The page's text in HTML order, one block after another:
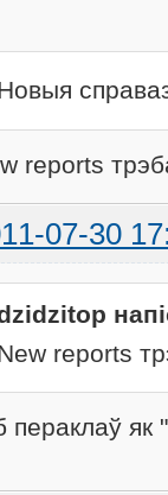
reports
07-30
reports
пераклаў як